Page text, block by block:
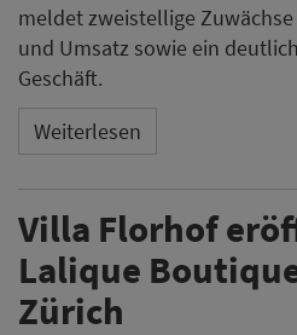
meldet zweistellige
und Umsatz sowie ein
Geschäft.
Weiterlesen
Villa Florhof
Lalique
Zürich